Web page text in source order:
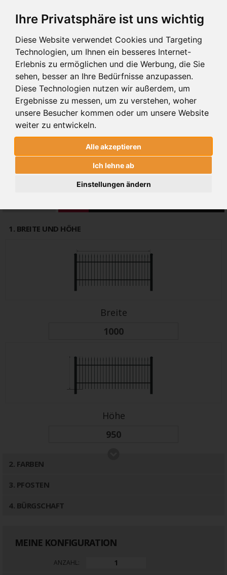
Ihre Privatsphäre ist uns wichtig
Diese Website verwendet Cookies und Targeting
Technologien, um Ihnen ein besseres Internet-
Erlebnis zu ermöglichen und die Werbung, die Sie
sehen, besser an Ihre Bedürfnisse anzupassen.
Diese Technologien nutzen wir außerdem, um
Ergebnisse zu messen, um zu verstehen, woher
unsere Besucher kommen oder um unsere Website
weiter zu entwickeln.
Alle akzeptieren
Ich lehne ab
Einstellungen ändern
sowie das gewünschte Zubehör ein.
BA 112
ZAUNFELDER BA 112
544 €
BA 111
309 €
ZAUNFELDER BA 112
ALUMINIUM
1 . BREITE UND HÖHE
Breite
Höhe
2. FARBEN
3. PFOSTEN
4. BÜRGSCHAFT
MEINE KONFIGURATION
ANZAHL: